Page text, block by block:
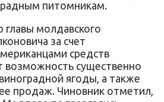
питомникам.
главы молдавского
за счет
средств
возможность существенно
ягоды, а также
продаж. Чиновник отметил,